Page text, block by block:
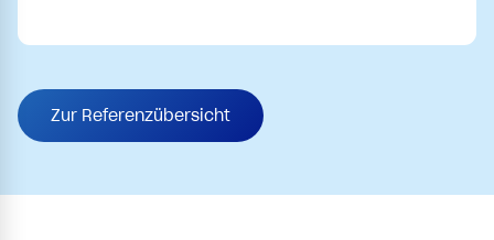
Zur Referenzübersicht